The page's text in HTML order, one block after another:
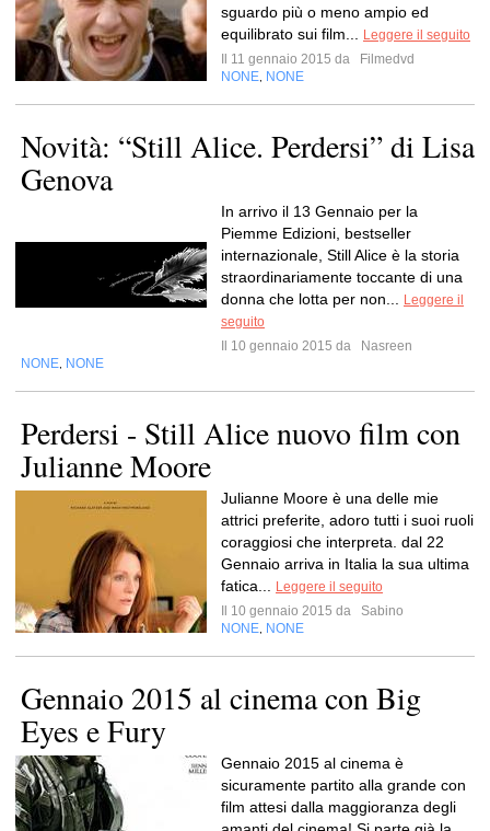
sguardo più o meno ampio ed
equilibrato sui film...
Leggere il seguito
Il 11 gennaio 2015 da
Filmedvd
NONE NONE
Novità: “Still Alice. Perdersi” di Lisa
Genova
In arrivo il 13 Gennaio per la
Piemme Edizioni, bestseller
internazionale, Still Alice è la storia
straordinariamente toccante di una
donna che lotta per non...
Leggere il
seguito
Il 10 gennaio 2015 da
Nasreen
NONE NONE
Perdersi - Still Alice nuovo film con
Julianne Moore
Julianne Moore è una delle mie
attrici preferite, adoro tutti i suoi ruoli
coraggiosi che interpreta. dal 22
Gennaio arriva in Italia la sua ultima
fatica...
Leggere il seguito
Il 10 gennaio 2015 da
Sabino
NONE NONE
Gennaio 2015 al cinema con Big
Eyes e Fury
Gennaio 2015 al cinema è
sicuramente partito alla grande con
film attesi dalla maggioranza degli